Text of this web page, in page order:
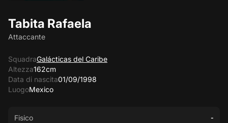
Tabita Rafaela
Attaccante
SquadraGalácticas del Caribe
Altezza162cm
Data di nascita01/09/1998
LuogoMexico
Fisico -